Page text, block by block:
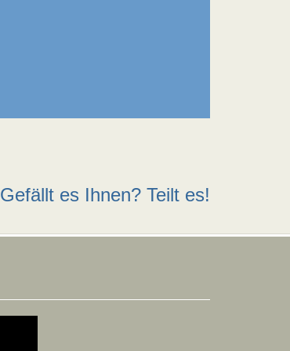
Gefällt es Ihnen? Teilt es!